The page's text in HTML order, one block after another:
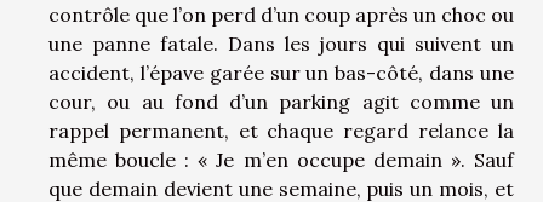
contrôle que l’on perd d’un coup après un choc ou
une panne fatale. Dans les jours qui suivent un
accident, l’épave garée sur un bas-côté, dans une
cour, ou au fond d’un parking agit comme un
rappel permanent, et chaque regard relance la
même boucle : « Je m’en occupe demain ». Sauf
que demain devient une semaine, puis un mois, et